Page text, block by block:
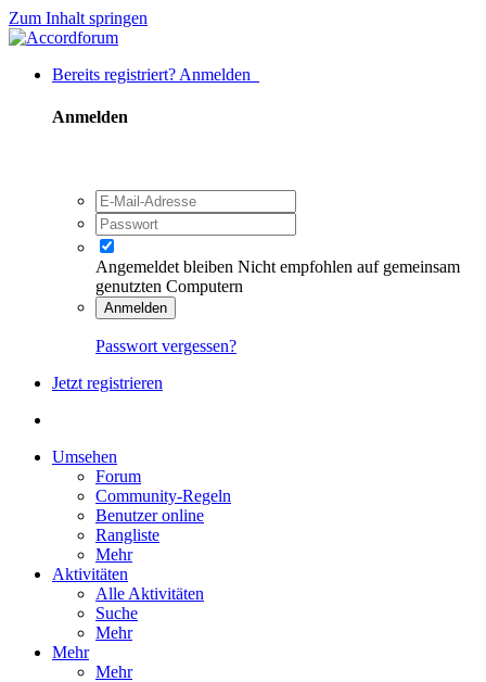
Zum Inhalt springen
Bereits registriert? Anmelden
Anmelden
Angemeldet bleiben Nicht empfohlen auf gemeinsam
genutzten Computern
Anmelden
Passwort vergessen?
Jetzt registrieren
Umsehen
Forum
Community-Regeln
Benutzer online
Rangliste
Mehr
Aktivitäten
Alle Aktivitäten
Suche
Mehr
Mehr
Mehr